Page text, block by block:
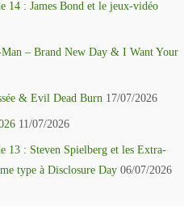
14 : James Bond et le jeux-vidéo
– Brand New Day & I Want Your
& Evil Dead Burn 17/07/2026
11/07/2026
13 : Steven Spielberg et les Extra-
type à Disclosure Day 06/07/2026